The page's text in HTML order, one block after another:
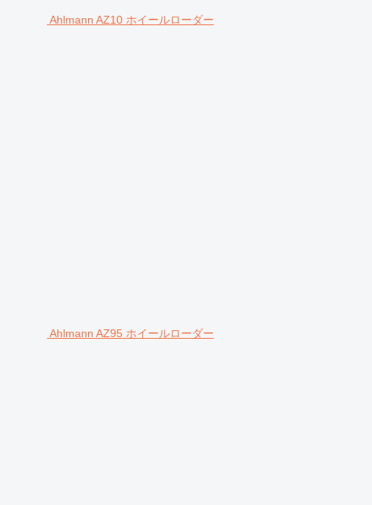
Ahlmann AZ10 ホイールローダー
Ahlmann AZ95 ホイールローダー